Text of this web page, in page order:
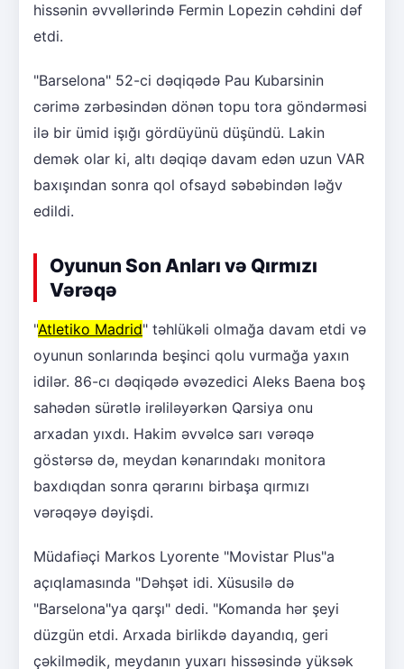
hissənin əvvəllərində Fermin Lopezin cəhdini dəf
etdi.
"Barselona" 52-ci dəqiqədə Pau Kubarsinin
cərimə zərbəsindən dönən topu tora göndərməsi
ilə bir ümid işığı gördüyünü düşündü. Lakin
demək olar ki, altı dəqiqə davam edən uzun VAR
baxışından sonra qol ofsayd səbəbindən ləğv
edildi.
Oyunun Son Anları və Qırmızı
Vərəqə
"Atletiko Madrid" təhlükəli olmağa davam etdi və
oyunun sonlarında beşinci qolu vurmağa yaxın
idilər. 86-cı dəqiqədə əvəzedici Aleks Baena boş
sahədən sürətlə irəliləyərkən Qarsiya onu
arxadan yıxdı. Hakim əvvəlcə sarı vərəqə
göstərsə də, meydan kənarındakı monitora
baxdıqdan sonra qərarını birbaşa qırmızı
vərəqəyə dəyişdi.
Müdafiəçi Markos Lyorente "Movistar Plus"a
açıqlamasında "Dəhşət idi. Xüsusilə də
"Barselona"ya qarşı" dedi. "Komanda hər şeyi
düzgün etdi. Arxada birlikdə dayandıq, geri
çəkilmədik, meydanın yuxarı hissəsində yüksək